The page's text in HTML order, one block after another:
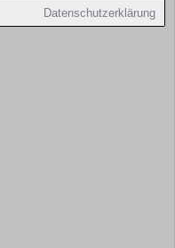
Datenschutzerklärung